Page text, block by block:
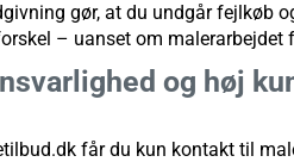
gør, at du undgår fejlkøb
– uanset om
og høj
får du kun kontakt til